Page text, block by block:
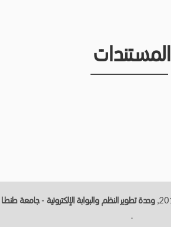
المستندات
وحدة تطوير النظم والبوابة الإلكترونية - جامعة طنطــا
.